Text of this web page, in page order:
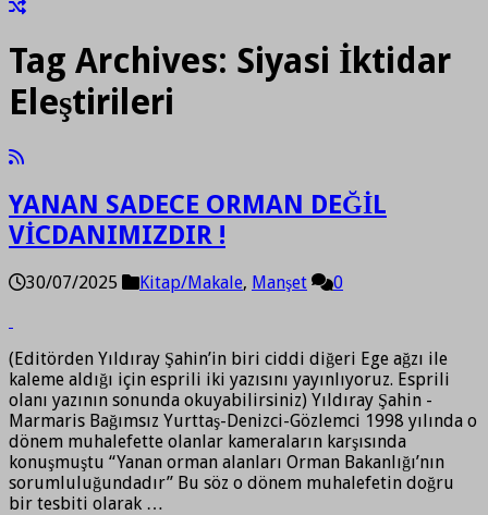
Tag Archives: Siyasi İktidar
Eleştirileri
YANAN SADECE ORMAN DEĞİL
VİCDANIMIZDIR !
30/07/2025 Kitap/Makale, Manşet 0
(Editörden Yıldıray Şahin’in biri ciddi diğeri Ege ağzı ile
kaleme aldığı için esprili iki yazısını yayınlıyoruz. Esprili
olanı yazının sonunda okuyabilirsiniz) Yıldıray Şahin -
Marmaris Bağımsız Yurttaş-Denizci-Gözlemci 1998 yılında o
dönem muhalefette olanlar kameraların karşısında
konuşmuştu “Yanan orman alanları Orman Bakanlığı’nın
sorumluluğundadır” Bu söz o dönem muhalefetin doğru
bir tesbiti olarak …